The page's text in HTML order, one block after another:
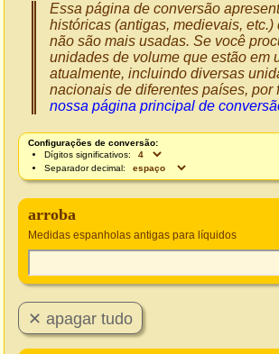
Essa página de conversão
históricas (antigas, medievais, etc.)
não são mais usadas. Se você
unidades de volume que estão em
atualmente, incluindo diversas
nacionais de diferentes países, por
nossa página principal de
Configurações de conversão:
Dígitos significativos:
Separador decimal:
arroba
Medidas espanholas antigas para líquidos